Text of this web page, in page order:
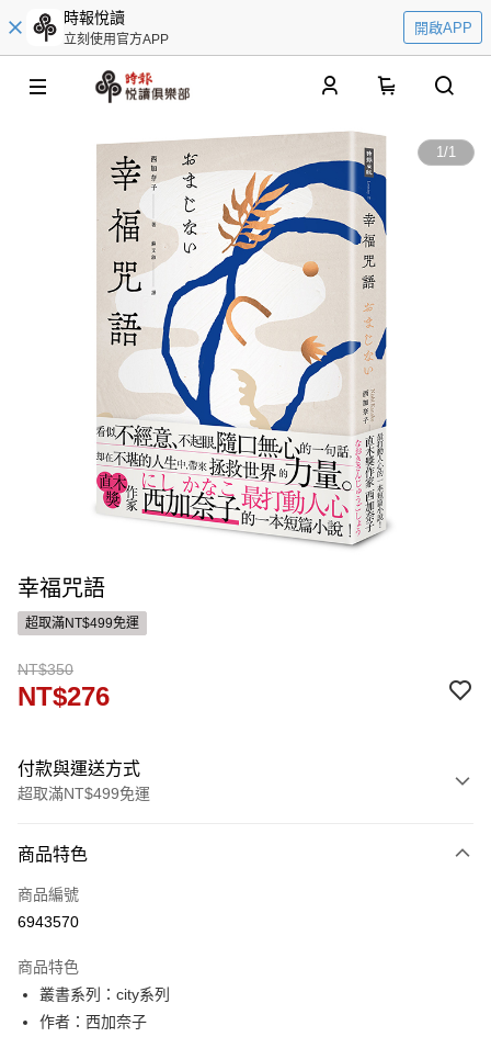
時報悅讀
立刻使用官方APP
開啟APP
1/1
幸福咒語
超取滿NT$499免運
NT$350
NT$276
付款與運送方式
超取滿NT$499免運
信用卡一次付款
ATM付款
運送方式
付款後全家取貨
每筆NT$60，滿NT$499(含以上)免運費
商品特色
商品編號
6943570
商品特色
叢書系列：city系列
作者：西加奈子